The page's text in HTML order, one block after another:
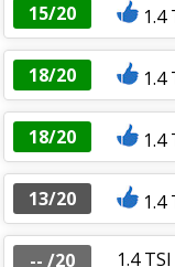
15/20 1.4
18/20 1.4
18/20 1.4
13/20 1.4
-- /20 1.4